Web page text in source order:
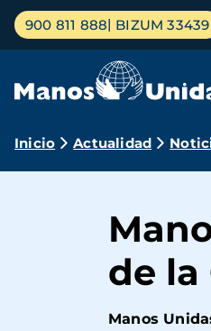
Pasar
contenido
Menú
principal
900 811 888 BIZUM 33439
Ruta
navegación
Inicio Actualidad
de la
Manos